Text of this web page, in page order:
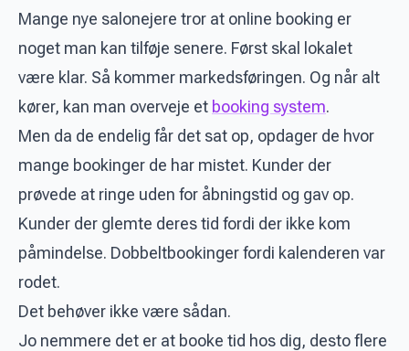
Mange nye salonejere tror at online booking er
noget man kan tilføje senere. Først skal lokalet
være klar. Så kommer markedsføringen. Og når alt
kører, kan man overveje et booking system.
Men da de endelig får det sat op, opdager de hvor
mange bookinger de har mistet. Kunder der
prøvede at ringe uden for åbningstid og gav op.
Kunder der glemte deres tid fordi der ikke kom
påmindelse. Dobbeltbookinger fordi kalenderen var
rodet.
Det behøver ikke være sådan.
Jo nemmere det er at booke tid hos dig, desto flere